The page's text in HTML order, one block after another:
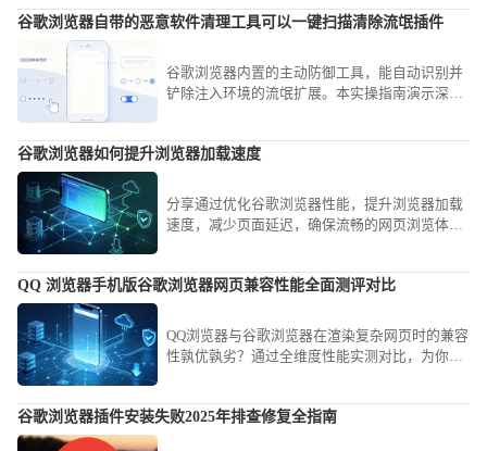
您的文件获取等待时间。
谷歌浏览器自带的恶意软件清理工具可以一键扫描清除流氓插件
谷歌浏览器内置的主动防御工具，能自动识别并
铲除注入环境的流氓扩展。本实操指南演示深度
谷歌浏览器如何提升浏览器加载速度
分享通过优化谷歌浏览器性能，提升浏览器加载
速度，减少页面延迟，确保流畅的网页浏览体
QQ 浏览器手机版谷歌浏览器网页兼容性能全面测评对比
QQ浏览器与谷歌浏览器在渲染复杂网页时的兼容
性孰优孰劣？通过全维度性能实测对比，为你深
谷歌浏览器插件安装失败2025年排查修复全指南